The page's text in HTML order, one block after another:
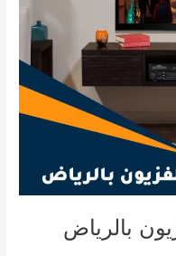
بالرياض